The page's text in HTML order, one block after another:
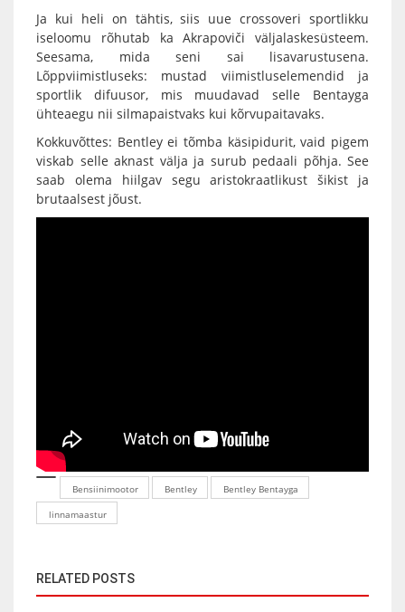
Ja kui heli on tähtis, siis uue crossoveri sportlikku
iseloomu rõhutab ka Akrapoviči väljalaskesüsteem.
Seesama, mida seni sai lisavarustusena.
Lõppviimistluseks: mustad viimistluselemendid ja
sportlik difuusor, mis muudavad selle Bentayga
ühteaegu nii silmapaistvaks kui kõrvupaitavaks.
Kokkuvõttes: Bentley ei tõmba käsipidurit, vaid pigem
viskab selle aknast välja ja surub pedaali põhja. See
saab olema hiilgav segu aristokraatlikust šikist ja
brutaalsest jõust.
Bensiinimootor Bentley
Bentley Bentayga
linnamaastur
RELATED POSTS